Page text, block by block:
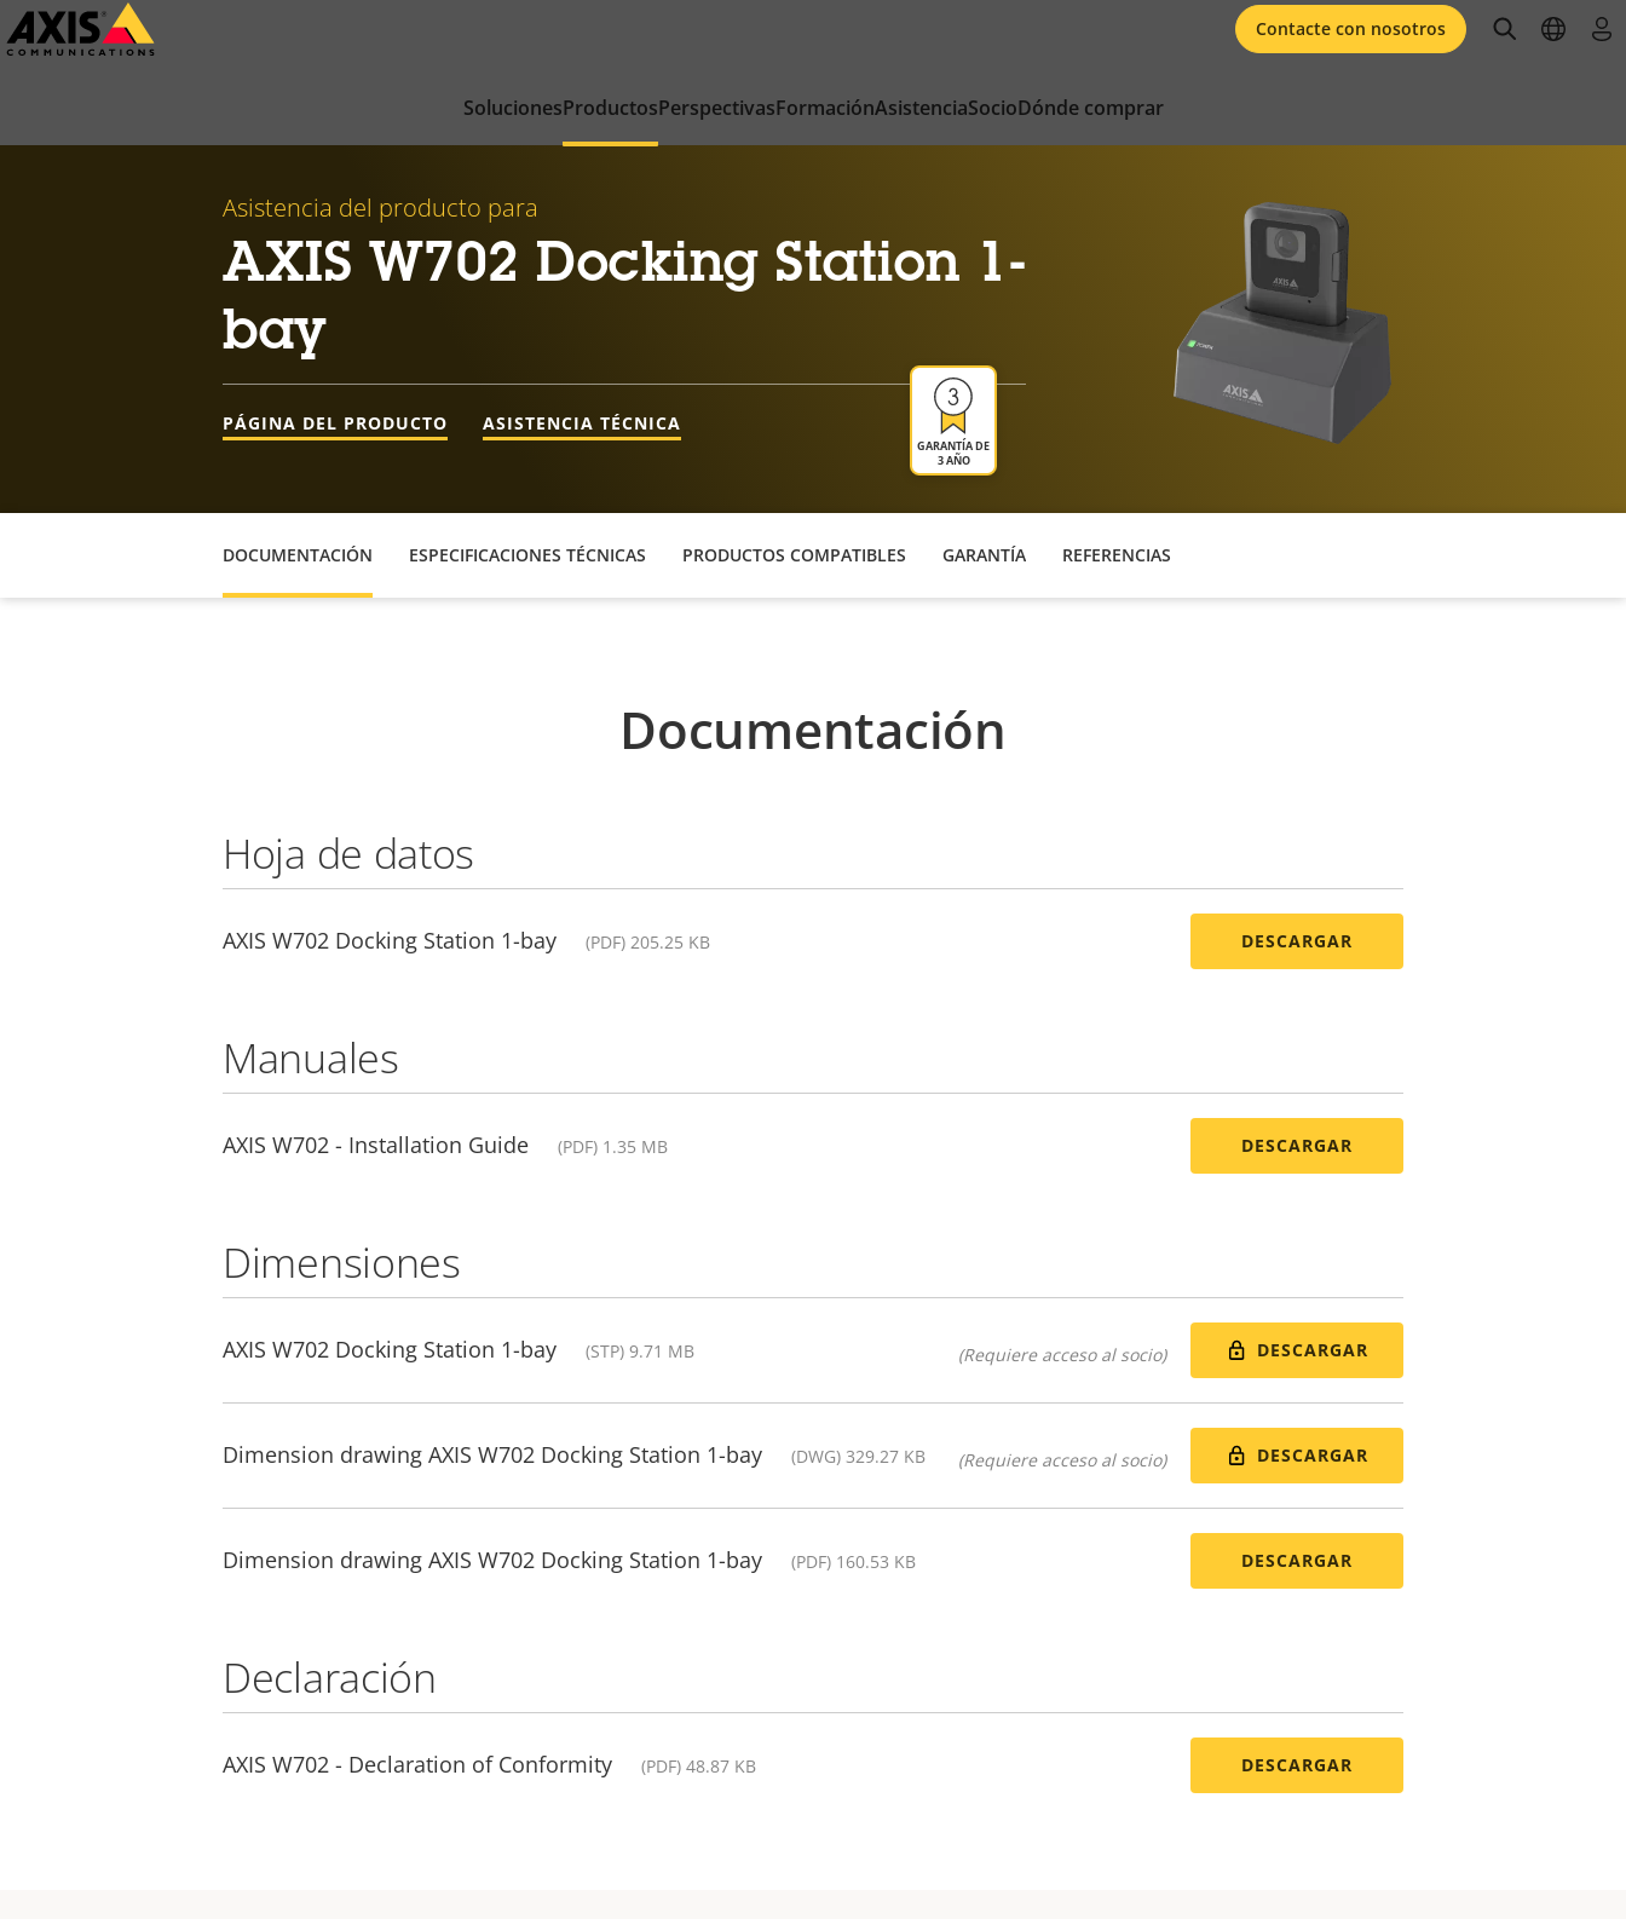
Saltar
al
SolucionesProductosPerspectivasFormaciónAsistenciaSocioDónde comprar
Contacte con nosotros openopen
Asistencia del producto para
AXIS W702 Docking Station 1-
bay
GARANTÍA DE
3 AÑO
PÁGINA DEL PRODUCTO ASISTENCIA TÉCNICA
DOCUMENTACIÓN ESPECIFICACIONES TÉCNICAS PRODUCTOS COMPATIBLES GARANTÍA REFERENCIAS
Documentación
Hoja de datos
AXIS W702 Docking Station 1-bay (PDF) 205.25 KB DESCARGAR
Manuales
AXIS W702 - Installation Guide (PDF) 1.35 MB DESCARGAR
Dimensiones
AXIS W702 Docking Station 1-bay (STP) 9.71 MB (Requiere acceso al socio) DESCARGAR
Dimension drawing AXIS W702 Docking Station 1-bay (DWG) 329.27 KB (Requiere acceso al socio) DESCARGAR
Dimension drawing AXIS W702 Docking Station 1-bay (PDF) 160.53 KB DESCARGAR
Declaración
AXIS W702 - Declaration of Conformity (PDF) 48.87 KB DESCARGAR